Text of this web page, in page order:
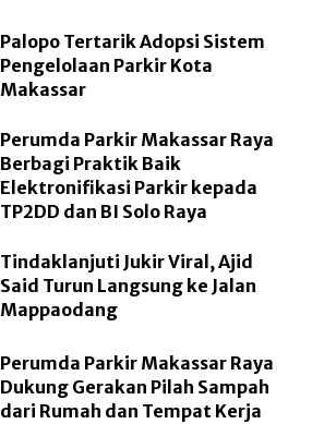
Palopo Tertarik Adopsi Sistem
Pengelolaan Parkir Kota
Makassar
Perumda Parkir Makassar Raya
Berbagi Praktik Baik
Elektronifikasi Parkir kepada
TP2DD dan BI Solo Raya
Tindaklanjuti Jukir Viral, Ajid
Said Turun Langsung ke Jalan
Mappaodang
Perumda Parkir Makassar Raya
Dukung Gerakan Pilah Sampah
dari Rumah dan Tempat Kerja